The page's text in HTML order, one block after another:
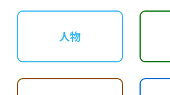
人物